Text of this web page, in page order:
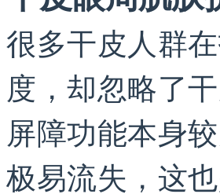
很多干皮人群
度，却忽略了
屏障功能本身
极易流失，这